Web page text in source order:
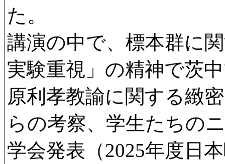
た。
講演の中で、標本群に
実験重視」の精神で茨
原利孝教諭に関する緻
らの考察、学生たちの
学会発表（2025年度日